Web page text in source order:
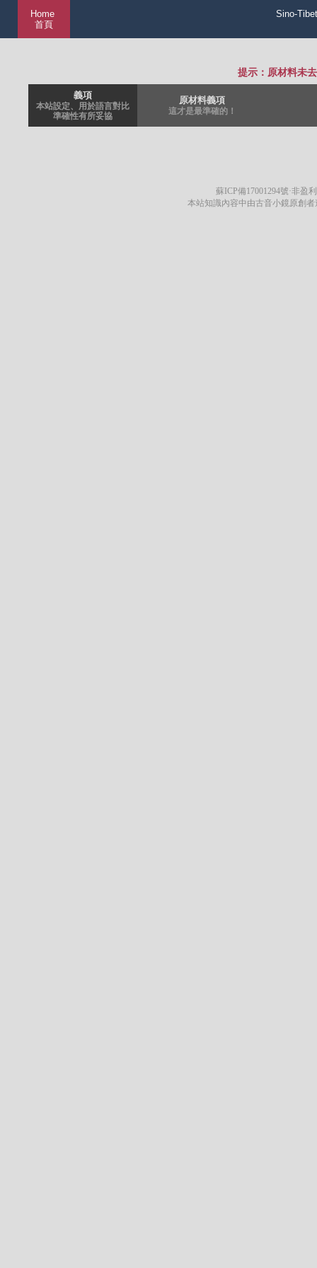
Home
首頁
Sino-
提示：原材料未
義項
本站設定、用於語言對比
準確性有所妥協
原材料義項
這才是最準確的！
蘇ICP備17001294號·非盈
本站知識內容中由古音小鏡原創